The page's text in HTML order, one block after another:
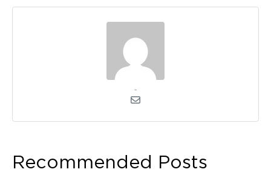
Recommended Posts